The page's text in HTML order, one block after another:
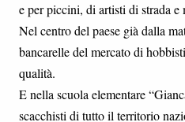
e per piccini, di artisti di strada e
Nel centro del paese già dalla
bancarelle del mercato di
qualità.
E nella scuola elementare
scacchisti di tutto il territorio